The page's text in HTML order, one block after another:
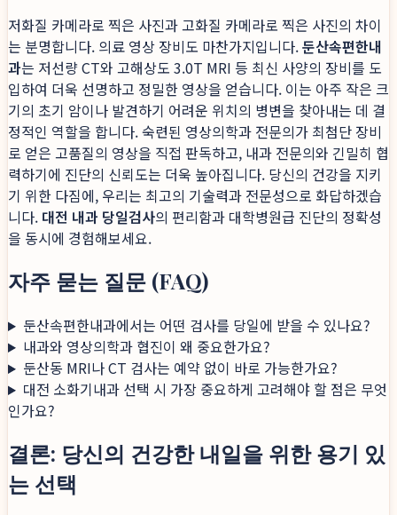
저화질 카메라로 찍은 사진과 고화질 카메라로 찍은 사진의 차이
는 분명합니다. 의료 영상 장비도 마찬가지입니다.둔산속편한내
과는 저선량 CT와 고해상도 3.0T MRI 등 최신 사양의 장비를 도
입하여 더욱 선명하고 정밀한 영상을 얻습니다. 이는 아주 작은 크
기의 초기 암이나 발견하기 어려운 위치의 병변을 찾아내는 데 결
정적인 역할을 합니다. 숙련된 영상의학과 전문의가 최첨단 장비
로 얻은 고품질의 영상을 직접 판독하고, 내과 전문의와 긴밀히 협
력하기에 진단의 신뢰도는 더욱 높아집니다. 당신의 건강을 지키
기 위한 다짐에, 우리는 최고의 기술력과 전문성으로 화답하겠습
니다. 대전 내과 당일검사의 편리함과 대학병원급 진단의 정확성
을 동시에 경험해보세요.
자주 묻는 질문 (FAQ)
둔산속편한내과에서는 어떤 검사를 당일에 받을 수 있나요?
내과와 영상의학과 협진이 왜 중요한가요?
둔산동 MRI나 CT 검사는 예약 없이 바로 가능한가요?
대전 소화기내과 선택 시 가장 중요하게 고려해야 할 점은 무엇
인가요?
결론: 당신의 건강한 내일을 위한 용기 있
는 선택